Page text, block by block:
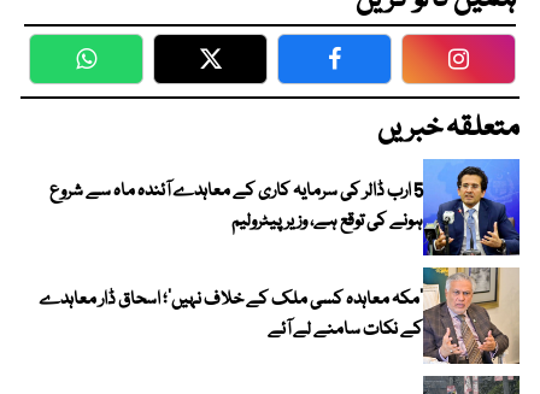
WhatsApp Twitter Facebook
متعلقہ خبریں
5 ارب ڈالر کی سرمایہ کاری کے معاہدے آئندہ ماہ سے شروع
ہونے کی توقع ہے، وزیر پیٹرولیم
‘مکہ معاہدہ کسی ملک کے خلاف نہیں’؛ اسحاق ڈار معاہدے
کے نکات سامنے لے آئے